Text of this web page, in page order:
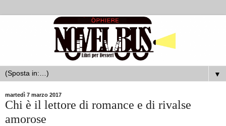
▼
martedì 7 marzo 2017
Chi è il lettore di romance e di rivalse
amorose